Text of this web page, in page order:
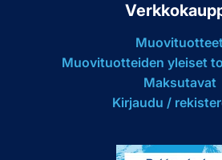
Muovituotteiden yleiset
Maksutavat
Kirjaudu /